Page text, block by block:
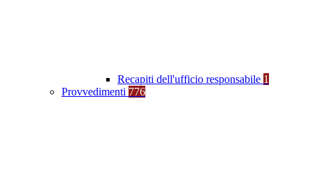
Recapiti dell'ufficio responsabile 1
Provvedimenti 776